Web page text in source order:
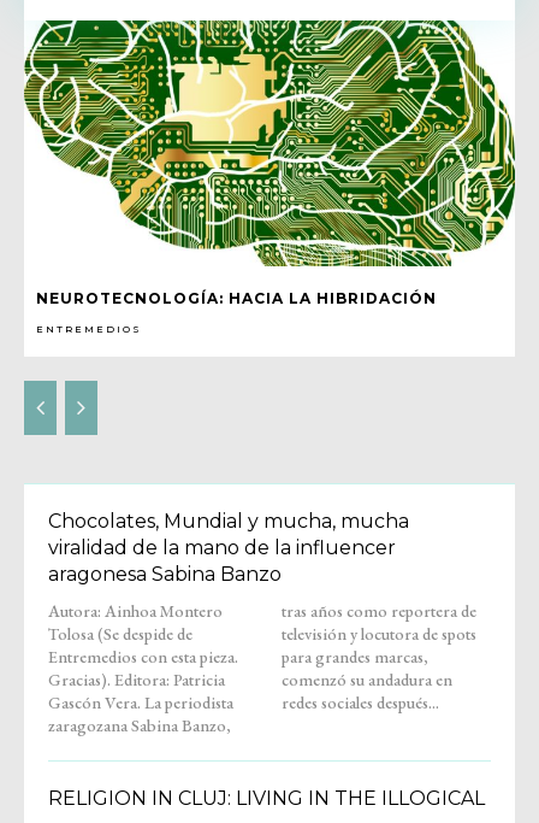
NEUROTECNOLOGÍA: HACIA LA HIBRIDACIÓN
ENTREMEDIOS
Chocolates, Mundial y mucha, mucha
viralidad de la mano de la influencer
aragonesa Sabina Banzo
Autora: Ainhoa Montero
Tolosa (Se despide de
Entremedios con esta pieza.
Gracias). Editora: Patricia
Gascón Vera. La periodista
zaragozana Sabina Banzo,
tras años como reportera de
televisión y locutora de spots
para grandes marcas,
comenzó su andadura en
redes sociales después...
RELIGION IN CLUJ: LIVING IN THE ILLOGICAL